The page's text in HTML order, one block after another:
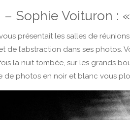
– Sophie Voituron :
présentait les salles de
de l’abstraction dans ses photos.
la nuit tombée, sur les grands
de photos en noir et blanc vous